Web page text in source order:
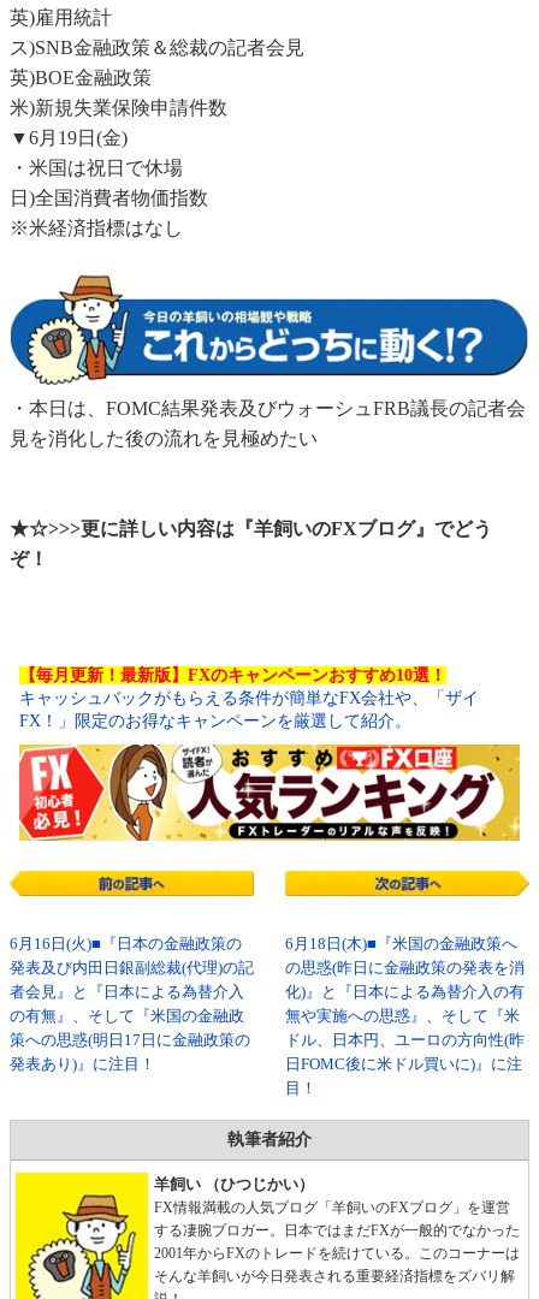
英)雇用統計
ス)SNB金融政策＆総裁の記者会見
英)BOE金融政策
米)新規失業保険申請件数
▼6月19日(金)
・米国は祝日で休場
日)全国消費者物価指数
※米経済指標はなし
・本日は、FOMC結果発表及びウォーシュFRB議長の記者会
見を消化した後の流れを見極めたい
★☆>>>更に詳しい内容は『羊飼いのFXブログ』でどう
ぞ！
【毎月更新！最新版】FXのキャンペーンおすすめ10選！
キャッシュバックがもらえる条件が簡単なFX会社や、「ザイ
FX！」限定のお得なキャンペーンを厳選して紹介。
6月16日(火)■『日本の金融政策の
発表及び内田日銀副総裁(代理)の記
者会見』と『日本による為替介入
の有無』、そして『米国の金融政
策への思惑(明日17日に金融政策の
発表あり)』に注目！
6月18日(木)■『米国の金融政策へ
の思惑(昨日に金融政策の発表を消
化)』と『日本による為替介入の有
無や実施への思惑』、そして『米
ドル、日本円、ユーロの方向性(昨
日FOMC後に米ドル買いに)』に注
目！
執筆者紹介
羊飼い （ひつじかい）
FX情報満載の人気ブログ「羊飼いのFXブログ」を運営
する凄腕ブロガー。日本ではまだFXが一般的でなかった
2001年からFXのトレードを続けている。このコーナーは
そんな羊飼いが今日発表される重要経済指標をズバリ解